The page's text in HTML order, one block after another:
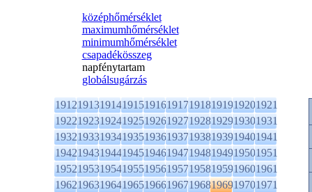
középhőmérséklet
maximumhőmérséklet
minimumhőmérséklet
csapadékösszeg
napfénytartam
globálsugárzás
1912191319141915191619171918191919201921
1922192319241925192619271928192919301931
1932193319341935193619371938193919401941
1942194319441945194619471948194919501951
1952195319541955195619571958195919601961
1962196319641965196619671968196919701971